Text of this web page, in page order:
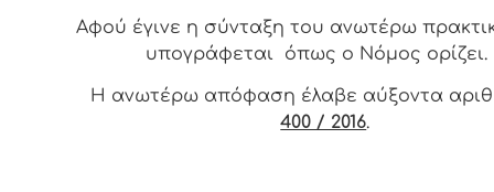
Αφού έγινε η σύνταξη του ανωτέρω
υπογράφεται όπως ο Νόμος ορίζει.
Η ανωτέρω απόφαση έλαβε αύξοντα
400 / 2016.